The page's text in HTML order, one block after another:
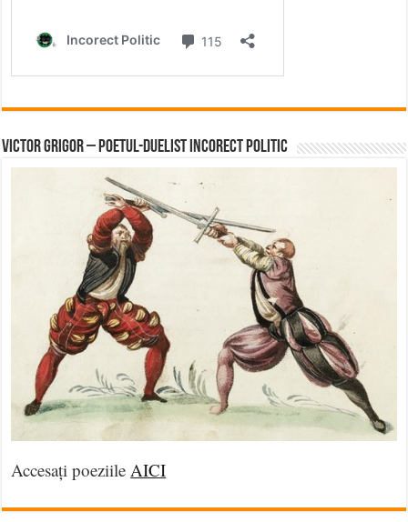
Victor Grigor – Poetul-Duelist Incorect Politic
Accesați poeziileAICI